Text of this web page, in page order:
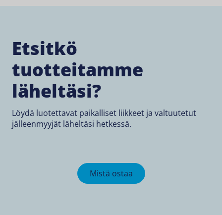
Etsitkö
tuotteitamme
läheltäsi?
Löydä luotettavat paikalliset liikkeet ja valtuutetut
jälleenmyyjät läheltäsi hetkessä.
Mistä ostaa